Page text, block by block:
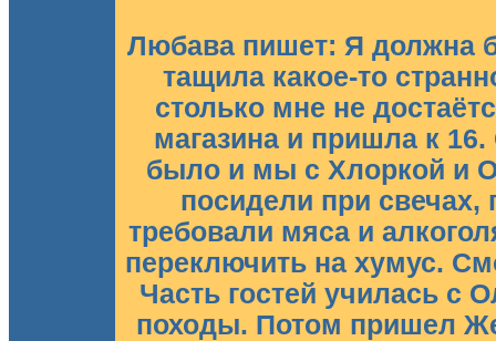
Любава пишет: Я должна
тащила какое-то
столько мне не
магазина и пришла к
было и мы с Хлоркой и
посидели при свечах,
требовали мяса и
переключить на хумус.
Часть гостей училась с
походы. Потом пришел